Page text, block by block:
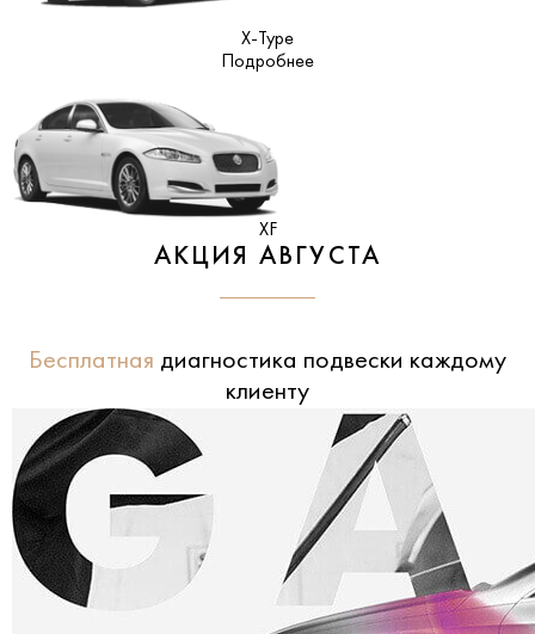
X-Type
Подробнее
XF
АКЦИЯ АВГУСТА
Бесплатная диагностика подвески каждому
клиенту